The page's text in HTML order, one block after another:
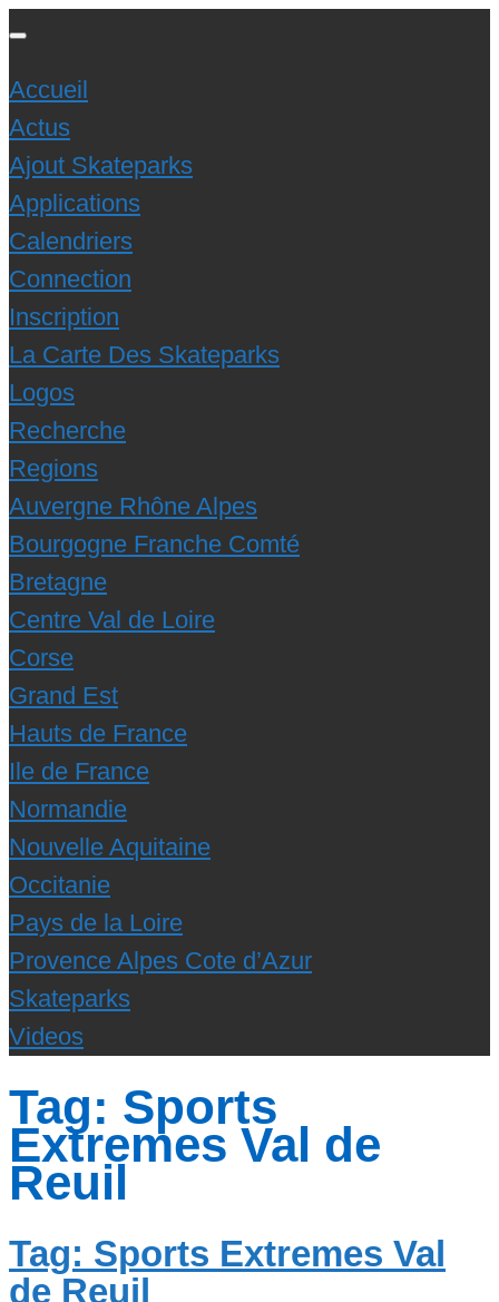
Accueil
Actus
Ajout Skateparks
Applications
Calendriers
Connection
Inscription
La Carte Des Skateparks
Logos
Recherche
Regions
Auvergne Rhône Alpes
Bourgogne Franche Comté
Bretagne
Centre Val de Loire
Corse
Grand Est
Hauts de France
Ile de France
Normandie
Nouvelle Aquitaine
Occitanie
Pays de la Loire
Provence Alpes Cote d’Azur
Skateparks
Videos
Tag: Sports
Extremes Val de
Reuil
Tag: Sports Extremes Val
de Reuil